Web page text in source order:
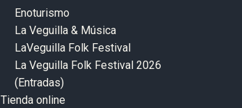
Enoturismo
La Veguilla & Música
LaVeguilla Folk Festival
La Veguilla Folk Festival 2026
(Entradas)
Tienda online